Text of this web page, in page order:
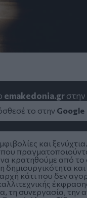
emakedonia.gr
το στην Google
και
κρατηθούμε από
και
κάτι που δεν
τη συνεργασία,